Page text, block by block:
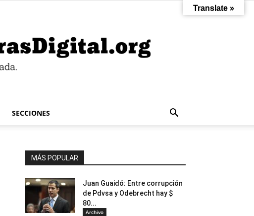
SECCIONES
MÁS POPULAR
Juan Guaidó: Entre corrupción
de Pdvsa y Odebrecht hay $
80...
Archivo
Translate »